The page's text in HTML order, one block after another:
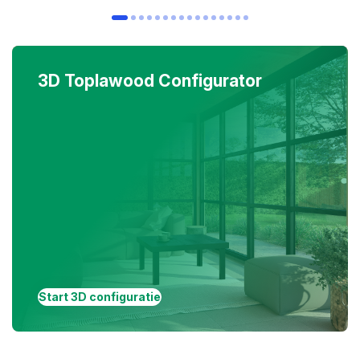
3D Toplawood Configurator
Start 3D configuratie